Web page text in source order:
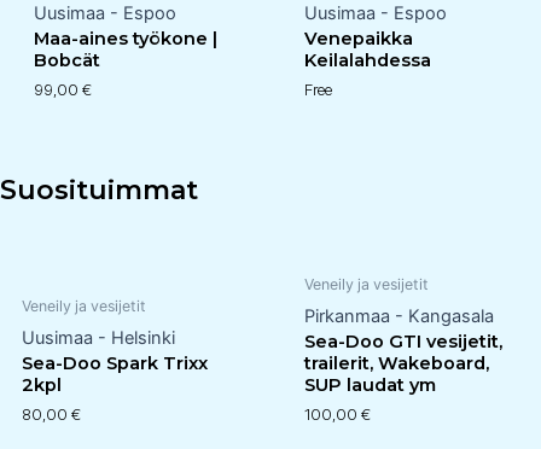
Uusimaa - Espoo
Maa-aines työkone |
Bobcät
99,00 €
Uusimaa - Espoo
Venepaikka
Keilalahdessa
Free
Suosituimmat
Veneily ja vesijetit
Uusimaa - Helsinki
Sea-Doo Spark Trixx
2kpl
80,00 €
Veneily ja vesijetit
Pirkanmaa - Kangasala
Sea-Doo GTI vesijetit,
trailerit, Wakeboard,
SUP laudat ym
100,00 €